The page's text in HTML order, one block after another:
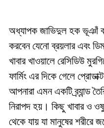
অধ্যাপক জাভিদুল হক ভূঞাঁ
করবেন যেনো ব্রয়লার এবং
খাবার খাওয়ালে রেসিডিউ
ফার্মিং এর দিকে গেলে
আপনারা এমন একটি ব্র্যান্ড
নিরাপদ হয়। কিছু খাবার ও
থেকে যায় যা মানুষের শরীরে